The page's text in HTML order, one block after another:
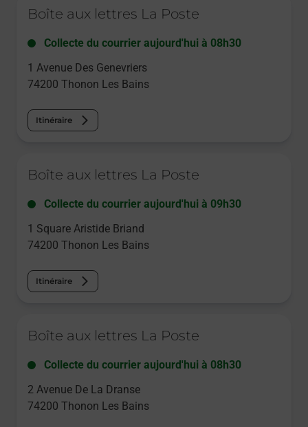
Boîte aux lettres La Poste
Collecte du courrier aujourd'hui à 08h30
1 Avenue Des Genevriers
74200 Thonon Les Bains
Itinéraire
Boîte aux lettres La Poste
Collecte du courrier aujourd'hui à 09h30
1 Square Aristide Briand
74200 Thonon Les Bains
Itinéraire
Boîte aux lettres La Poste
Collecte du courrier aujourd'hui à 08h30
2 Avenue De La Dranse
74200 Thonon Les Bains